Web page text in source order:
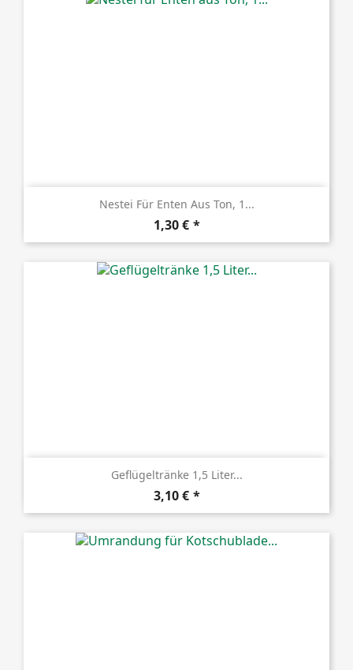
Nestei Für Enten Aus Ton, 1...
Preis
1,30 €
Geflügeltränke 1,5 Liter...
Preis
3,10 €